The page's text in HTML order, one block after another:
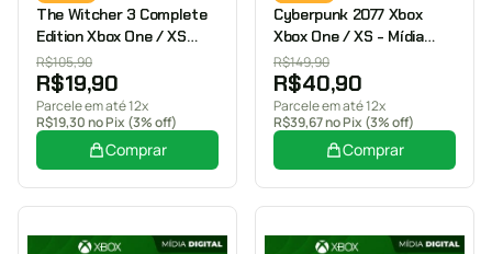
The Witcher 3 Complete
Edition Xbox One / XS
Mídia Digital
R$105,90
R$19,90
Parcele em até 12x
R$19,30no Pix (3% off)
Comprar
Cyberpunk 2077 Xbox
Xbox One / XS - Mídia
Digital
R$149,90
R$40,90
Parcele em até 12x
R$39,67no Pix (3% off)
Comprar